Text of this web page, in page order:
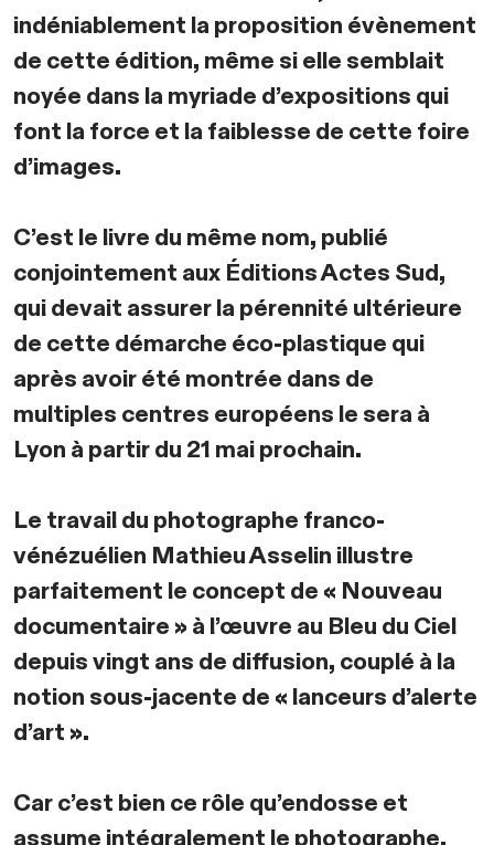
indéniablement la proposition évènement
de cette édition, même si elle semblait
noyée dans la myriade d’expositions qui
font la force et la faiblesse de cette foire
d’images.
C’est le livre du même nom, publié
conjointement aux Éditions Actes Sud,
qui devait assurer la pérennité ultérieure
de cette démarche éco-plastique qui
après avoir été montrée dans de
multiples centres européens le sera à
Lyon à partir du 21 mai prochain.
Le travail du photographe franco-
vénézuélien Mathieu Asselin illustre
parfaitement le concept de « Nouveau
documentaire » à l’œuvre au Bleu du Ciel
depuis vingt ans de diffusion, couplé à la
notion sous-jacente de « lanceurs d’alerte
d’art ».
Car c’est bien ce rôle qu’endosse et
assume intégralement le photographe.